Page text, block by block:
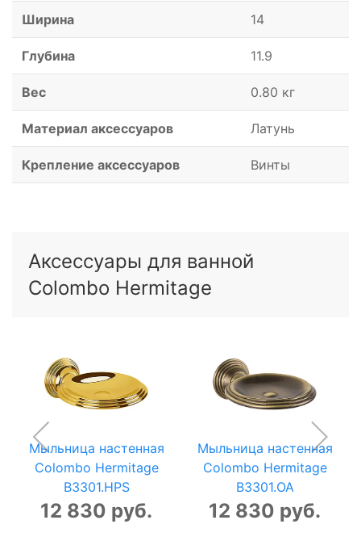
Ширина 14
Глубина 11.9
Вес 0.80 кг
Материал аксессуаров Латунь
Крепление аксессуаров Винты
Аксессуары для ванной
Colombo Hermitage
Мыльница настенная
Colombo Hermitage
B3301.HPS
12 830 руб.
Мыльница настенная
Colombo Hermitage
B3301.OA
12 830 руб.